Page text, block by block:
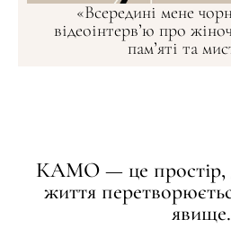
«Всередині мене
відеоінтерв’ю про
пам’яті та
КАМО — це простір,
життя
явище.